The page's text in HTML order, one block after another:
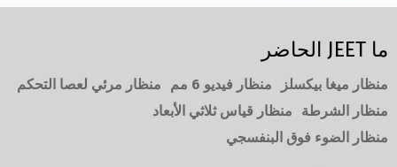
ما JEET الحاضر
منظار ميغا بيكسلز منظار فيديو 6 مم
منظار مرئي لعصا التحكم
منظار الشرطة
منظار قياس ثلاثي الأبعاد
منظار الضوء فوق البنفسجي